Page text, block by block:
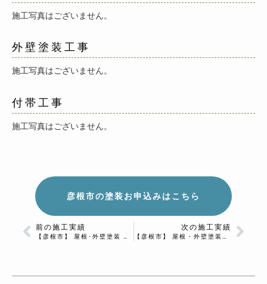
施工写真はございません。
外壁塗装工事
施工写真はございません。
付帯工事
施工写真はございません。
彦根市の塗装お申込みはこちら
前の施工実績
【彦根市】 屋根･外壁塗装 Ｓ様邸
次の施工実績
【彦根市】 屋根・外壁塗装Ｋ様邸